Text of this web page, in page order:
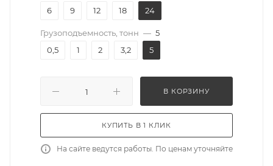
6
9 12 18 24
Грузоподъемность, тонн — 5
0,5
1 2 3,2 5
В КОРЗИНУ
КУПИТЬ В 1 КЛИК
На сайте ведутся работы. По ценам уточняйте